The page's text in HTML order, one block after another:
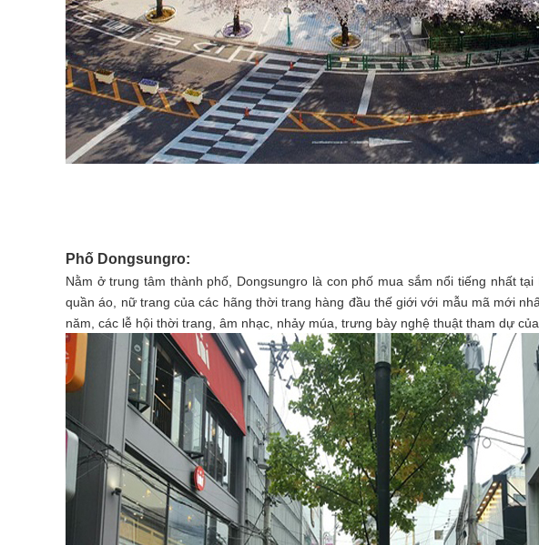
Phố Dongsungro:
Nằm ở trung tâm thành phố, Dongsungro là con phố mua sắm nổi tiếng nhất
quần áo, nữ trang của các hãng thời trang hàng đầu thế giới với mẫu mã mới
năm, các lễ hội thời trang, âm nhạc, nhảy múa, trưng bày nghệ thuật tham dự